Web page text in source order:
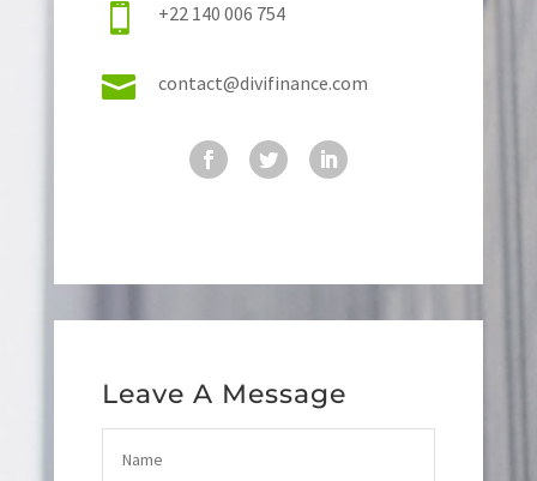
 +22 140 006 754
 contact@divifinance.com
Leave A Message